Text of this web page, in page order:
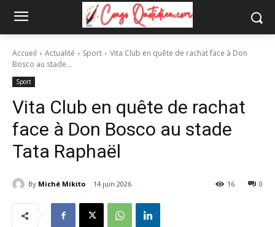
Accueil Actualité Sport
Vita Club en quête de rachat face à Don
Bosco au stade...
Sport
Vita Club en quête de rachat
face à Don Bosco au stade
Tata Raphaël
By Miché Mikito 14 juin 2026 0
16